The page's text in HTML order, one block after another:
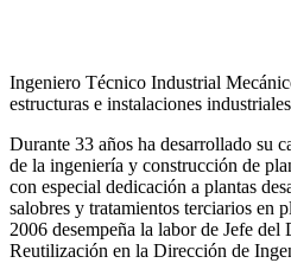
Ingeniero Técnico Industrial
estructuras e instalaciones
Durante 33 años ha desarrollado su
de la ingeniería y construcción de
con especial dedicación a plantas
salobres y tratamientos terciarios en
2006 desempeña la labor de Jefe
Reutilización en la Dirección de